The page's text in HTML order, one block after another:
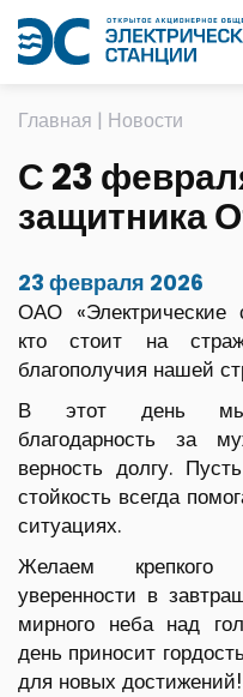
Главная | Новости
С 23
защитника
23 февраля 2026
ОАО «Электрические
кто стоит на
благополучия нашей
В этот день мы
благодарность за
верность долгу.
стойкость всегда
ситуациях.
Желаем крепкого
уверенности в
мирного неба над
день приносит
для новых достижений!